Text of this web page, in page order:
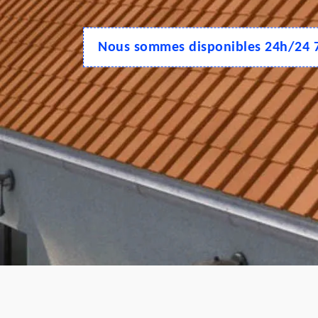
Nous sommes disponibles 24h/24